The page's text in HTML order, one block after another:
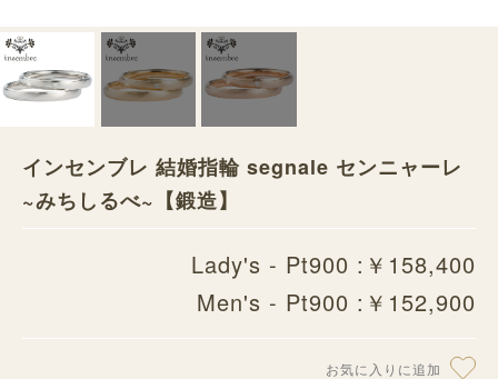
インセンブレ 結婚指輪 segnale センニャーレ
~みちしるべ~【鍛造】
Lady's - Pt900 :￥158,400
Men's - Pt900 :￥152,900
お気に入りに追加